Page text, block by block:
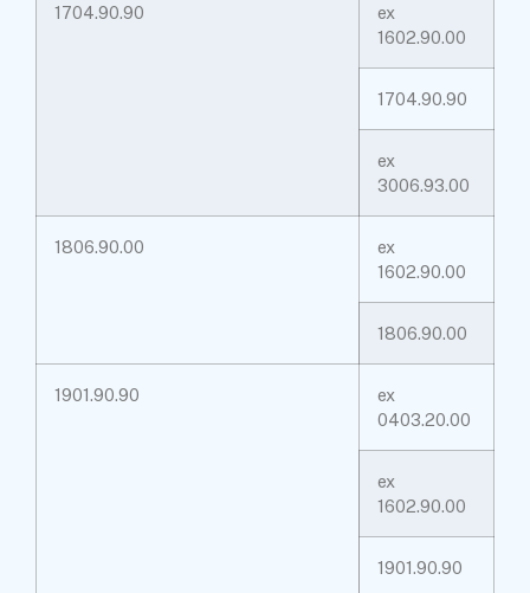
1704.90.90
ex
1602.90.00
1704.90.90
ex
3006.93.00
1806.90.00
ex
1602.90.00
1806.90.00
1901.90.90
ex
0403.20.00
ex
1602.90.00
1901.90.90